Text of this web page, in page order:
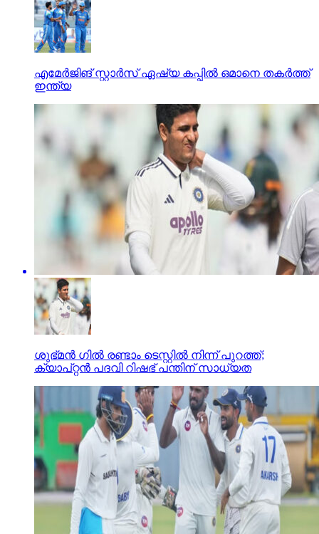
എമേര്‍ജിങ് സ്റ്റാര്‍സ് ഏഷ്യ കപ്പില്‍ ഒമാനെ തകര്‍ത്ത്
ഇന്ത്യ
ശുഭ്മന്‍ ഗില്‍ രണ്ടാം ടെസ്റ്റില്‍ നിന്ന് പുറത്ത്;
ക്യാപ്റ്റന്‍ പദവി റിഷഭ് പന്തിന് സാധ്യത